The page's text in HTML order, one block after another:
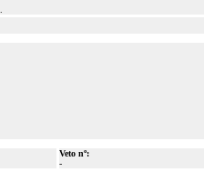
Veto nº:
-